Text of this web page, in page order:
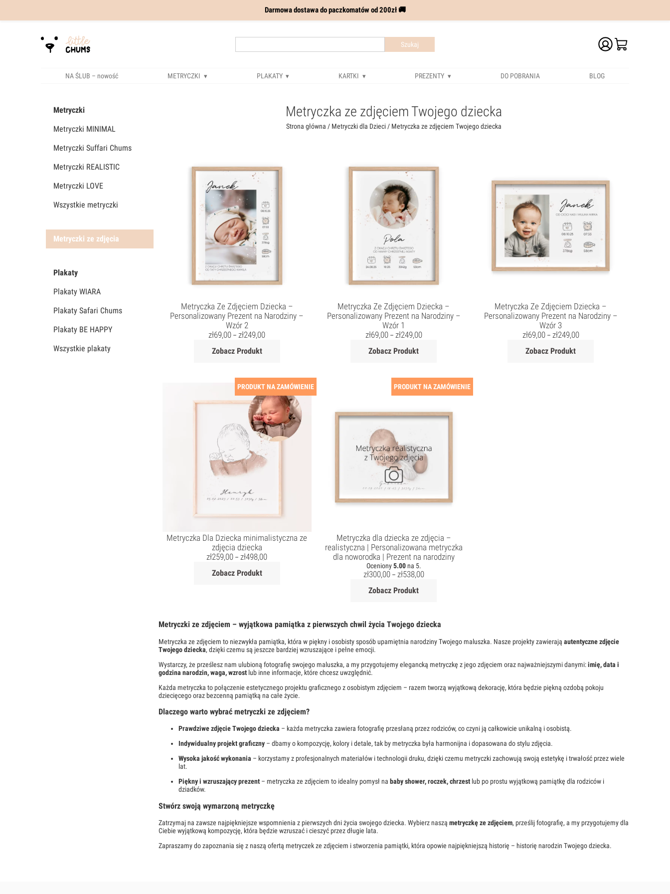
Szukaj
NA ŚLUB – nowość METRYCZKI PLAKATY KARTKI PREZENTY DO POBRANIA BLOG
Metryczki
Metryczki MINIMAL
Metryczki Suffari Chums
Metryczki REALISTIC
Metryczki LOVE
Wszystkie metryczki
Metryczki ze zdjęcia
Plakaty
Plakaty WIARA
Plakaty Safari Chums
Plakaty BE HAPPY
Wszystkie plakaty
Metryczka ze zdjęciem Twojego dziecka
Strona główna / Metryczki dla Dzieci / Metryczka ze zdjęciem Twojego dziecka
Metryczka Ze Zdjęciem Dziecka –
Personalizowany Prezent na Narodziny –
Wzór 2
zł69,00 – zł249,00
Zobacz Produkt
Metryczka Ze Zdjęciem Dziecka –
Personalizowany Prezent na Narodziny –
Wzór 1
zł69,00– zł249,00
Zobacz Produkt
Metryczka Ze Zdjęciem Dziecka –
Personalizowany Prezent na Narodziny –
Wzór 3
zł69,00– zł249,00
Zobacz Produkt
PRODUKT NA ZAMÓWIENIE
Metryczka Dla Dziecka minimalistyczna ze
zdjęcia dziecka
zł259,00 – zł498,00
Zobacz Produkt
PRODUKT NA ZAMÓWIENIE
Metryczka dla dziecka ze zdjęcia –
realistyczna | Personalizowana metryczka
dla noworodka | Prezent na narodziny
Oceniony5.00na 5.
zł300,00– zł538,00
Zobacz Produkt
Metryczki ze zdjęciem – wyjątkowa pamiątka z pierwszych chwil życia Twojego dziecka
Metryczka ze zdjęciem to niezwykła pamiątka, która w piękny i osobisty sposób upamiętnia narodziny Twojego maluszka. Nasze projekty zawierają autentyczne zdjęcie
Twojego dziecka, dzięki czemu są jeszcze bardziej wzruszające i pełne emocji.
Wystarczy, że prześlesz nam ulubioną fotografię swojego maluszka, a my przygotujemy elegancką metryczkę z jego zdjęciem oraz najważniejszymi danymi:imię, data i
godzina narodzin, waga, wzrost lub inne informacje, które chcesz uwzględnić.
Każda metryczka to połączenie estetycznego projektu graficznego z osobistym zdjęciem – razem tworzą wyjątkową dekorację, która będzie piękną ozdobą pokoju
dziecięcego oraz bezcenną pamiątką na całe życie.
Dlaczego warto wybrać metryczki ze zdjęciem?
Prawdziwe zdjęcie Twojego dziecka – każda metryczka zawiera fotografię przesłaną przez rodziców, co czyni ją całkowicie unikalną i osobistą.
Indywidualny projekt graficzny – dbamy o kompozycję, kolory i detale, tak by metryczka była harmonijna i dopasowana do stylu zdjęcia.
Wysoka jakość wykonania – korzystamy z profesjonalnych materiałów i technologii druku, dzięki czemu metryczki zachowują swoją estetykę i trwałość przez wiele
lat.
Piękny i wzruszający prezent – metryczka ze zdjęciem to idealny pomysł na baby shower, roczek, chrzest lub po prostu wyjątkową pamiątkę dla rodziców i
dziadków.
Stwórz swoją wymarzoną metryczkę
Zatrzymaj na zawsze najpiękniejsze wspomnienia z pierwszych dni życia swojego dziecka. Wybierz naszą metryczkę ze zdjęciem, prześlij fotografię, a my przygotujemy dla
Ciebie wyjątkową kompozycję, która będzie wzruszać i cieszyć przez długie lata.
Zapraszamy do zapoznania się z naszą ofertą metryczek ze zdjęciem i stworzenia pamiątki, która opowie najpiękniejszą historię – historię narodzin Twojego dziecka.
Darmowa dostawa do paczkomatów od 200zł 🚚